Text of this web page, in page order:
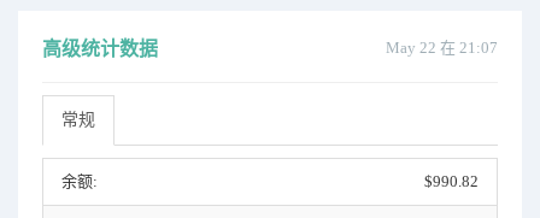
May 22 在 21:07
高级统计数据
常规
余额: $990.82